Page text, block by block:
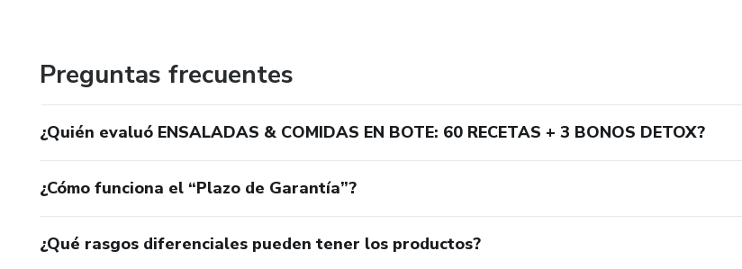
Preguntas frecuentes
¿Quién evaluó ENSALADAS & COMIDAS EN BOTE: 60 RECETAS + 3 BONOS DETOX?
¿Cómo funciona el “Plazo de Garantía”?
¿Qué rasgos diferenciales pueden tener los productos?